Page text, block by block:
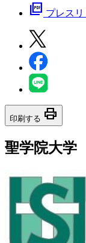
picture_as_pdf プレス
印刷する print
聖学院大学